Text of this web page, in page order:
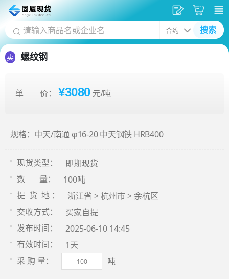
搜索
发
供
采
购
卖 螺纹钢
单 价： ¥3080 元/吨
规格：中天/南通 φ16-20 中天钢铁 HRB400
现货类型： 即期现货
数 量： 100吨
提 货 地 ： 浙江省 > 杭州市 > 余杭区
交收方式： 买家自提
发布时间： 2025-06-10 14:45
有效时间： 1天
采 购 量： 吨